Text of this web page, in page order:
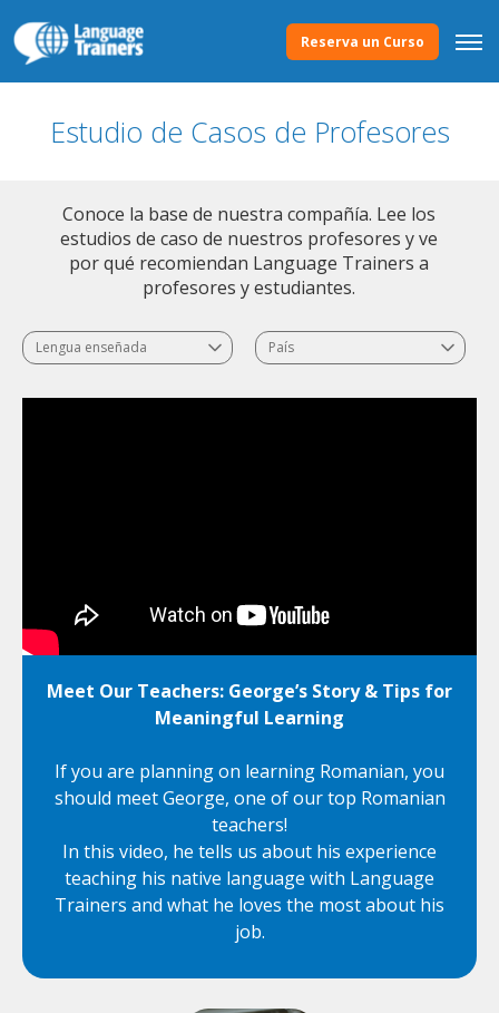
Reserva un Curso
Estudio de Casos de Profesores
Conoce la base de nuestra compañía. Lee los
estudios de caso de nuestros profesores y ve
por qué recomiendan Language Trainers a
profesores y estudiantes.
Lengua enseñada País
Meet Our Teachers: George’s Story & Tips for
Meaningful Learning
If you are planning on learning Romanian, you
should meet George, one of our top Romanian
teachers!
In this video, he tells us about his experience
teaching his native language with Language
Trainers and what he loves the most about his
job.